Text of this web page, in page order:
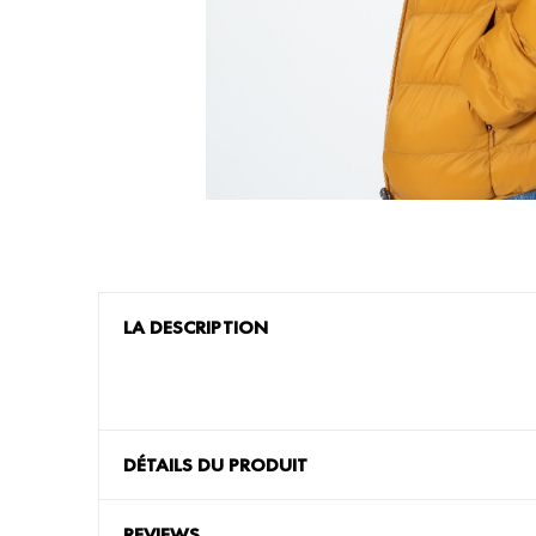
LA DESCRIPTION
DÉTAILS DU PRODUIT